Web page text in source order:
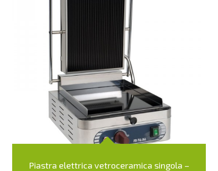
Piastra elettrica vetroceramica singola –